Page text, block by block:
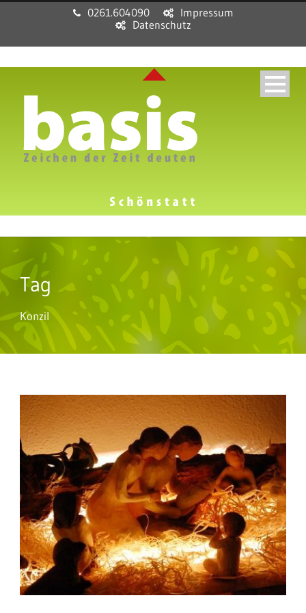
0261.604090
Impressum
Datenschutz
Tag
Konzil